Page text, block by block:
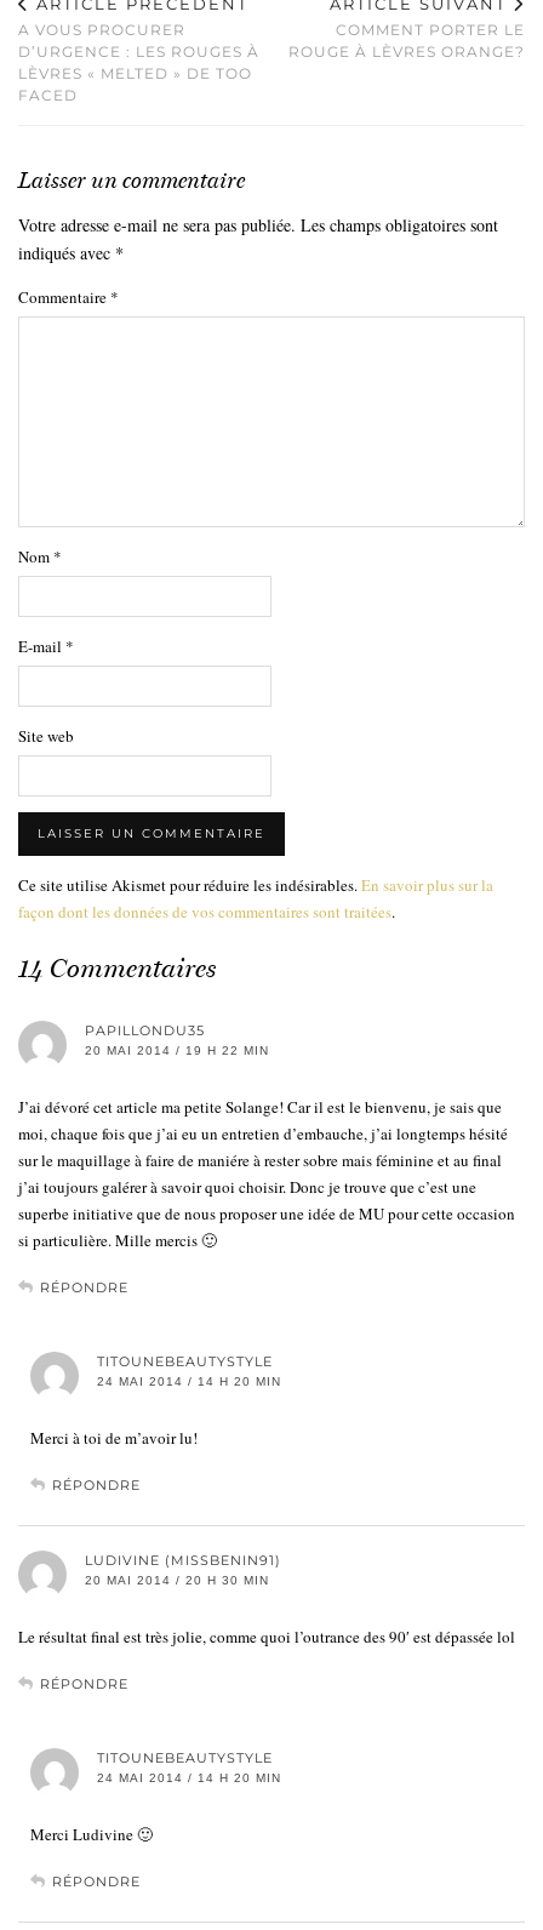
A VOUS PROCURER
D’URGENCE : LES ROUGES À
LÈVRES « MELTED » DE TOO
FACED
COMMENT PORTER LE
ROUGE À LÈVRES ORANGE?
Laisser un commentaire
Votre adresse e-mail ne sera pas publiée. Les champs obligatoires sont
indiqués avec *
Commentaire *
Nom *
E-mail *
Site web
Ce site utilise Akismet pour réduire les indésirables.En savoir plus sur la
façon dont les données de vos commentaires sont traitées.
14 Commentaires
PAPILLONDU35
20 MAI 2014 / 19 H 22 MIN
J’ai dévoré cet article ma petite Solange! Car il est le bienvenu, je sais que
moi, chaque fois que j’ai eu un entretien d’embauche, j’ai longtemps hésité
sur le maquillage à faire de maniére à rester sobre mais féminine et au final
j’ai toujours galérer à savoir quoi choisir. Donc je trouve que c’est une
superbe initiative que de nous proposer une idée de MU pour cette occasion
si particulière. Mille mercis 🙂
RÉPONDRE
TITOUNEBEAUTYSTYLE
24 MAI 2014 / 14 H 20 MIN
Merci à toi de m’avoir lu!
RÉPONDRE
LUDIVINE (MISSBENIN91)
20 MAI 2014 / 20 H 30 MIN
Le résultat final est très jolie, comme quoi l’outrance des 90′ est dépassée lol
RÉPONDRE
TITOUNEBEAUTYSTYLE
24 MAI 2014 / 14 H 20 MIN
Merci Ludivine 🙂
RÉPONDRE